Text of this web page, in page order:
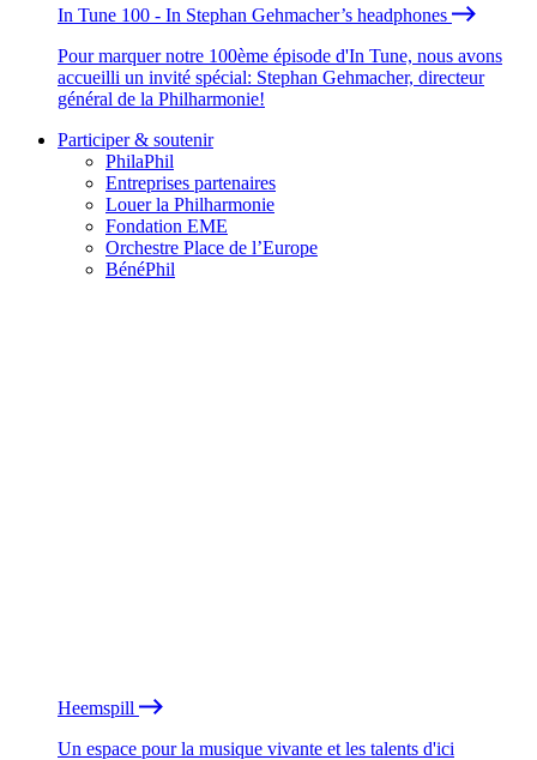
In Tune 100 - In Stephan Gehmacher’s headphones
Pour marquer notre 100ème épisode d'In Tune, nous avons
accueilli un invité spécial: Stephan Gehmacher, directeur
général de la Philharmonie!
Participer & soutenir
PhilaPhil
Entreprises partenaires
Louer la Philharmonie
Fondation EME
Orchestre Place de l’Europe
BénéPhil
Heemspill
Un espace pour la musique vivante et les talents d'ici